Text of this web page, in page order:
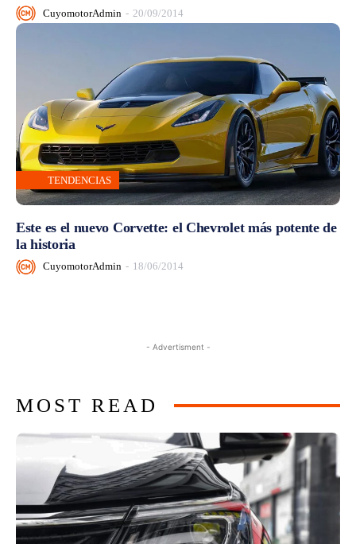
CuyomotorAdmin - 20/09/2014
TENDENCIAS
Este es el nuevo Corvette: el Chevrolet más potente de
la historia
CuyomotorAdmin - 18/06/2014
- Advertisment -
MOST READ